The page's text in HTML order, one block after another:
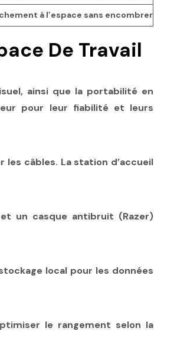
à l’espace sans encombrer
De Travail
ainsi que la portabilité en
pour leur fiabilité et leurs
câbles. La station d’accueil
un casque antibruit (Razer)
local pour les données
le rangement selon la